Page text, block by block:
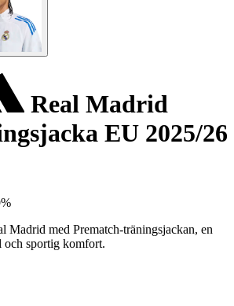
Real Madrid
EU 2025/26
Madrid med Prematch-träningsjackan, en
och sportig komfort.